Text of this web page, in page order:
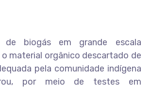
de biogás em grande escala
material orgânico descartado de
pela comunidade indígena
por meio de testes em